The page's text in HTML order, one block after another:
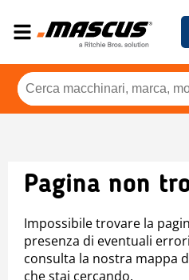
Pagina non
Impossibile trovare la
presenza di eventuali
consulta la nostra mappa
che stai cercando.